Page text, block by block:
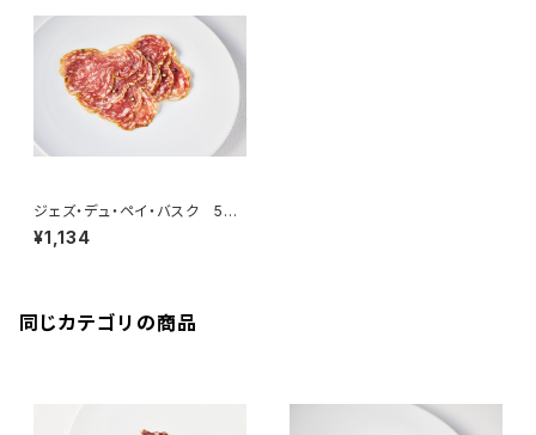
ジェズ・デュ・ペイ・バスク 50g
＜ピエール・オテイザ＞(フラン
ス・バスク)
¥1,134
同じカテゴリの商品